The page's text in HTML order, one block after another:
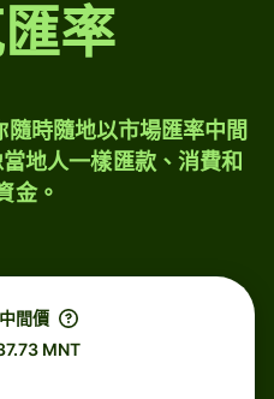
率
時隨地以市場匯率中間
地人一樣匯款、消費和
金。
間價
MNT